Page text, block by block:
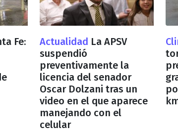
Fe:
Actualidad La APSV
suspendió
preventivamente la
licencia del senador
Oscar Dolzani tras un
video en el que aparece
manejando con el
celular